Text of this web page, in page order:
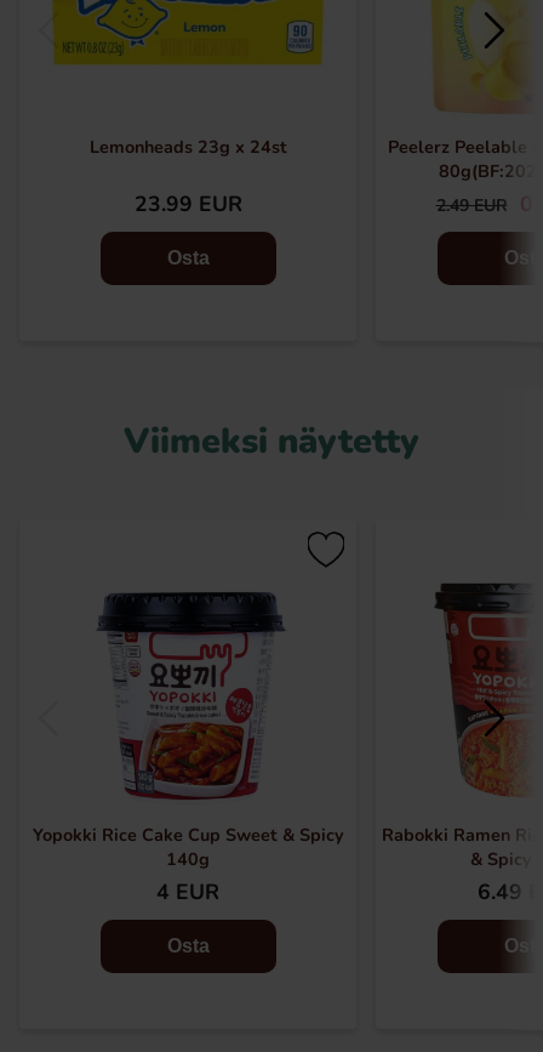
Lemonheads 23g x 24st
23.99 EUR
Osta
Peelerz Peelable
2.49 EUR
Viimeksi näytetty
Yopokki Rice Cake Cup Sweet & Spicy
140g
4 EUR
Osta
Rabokki Ramen
& Spicy
6.49